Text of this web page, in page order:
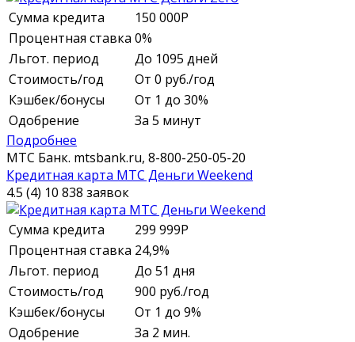
Сумма кредита 150 000Р
Процентная ставка 0%
Льгот. период
До 1095 дней
Стоимость/год
От 0 руб./год
Кэшбек/бонусы
От 1 до 30%
Одобрение
За 5 минут
Подробнее
МТС Банк. mtsbank.ru, 8-800-250-05-20
Кредитная карта МТС Деньги Weekend
4.5 (4) 10 838 заявок
Сумма кредита 299 999Р
Процентная ставка 24,9%
Льгот. период
До 51 дня
Стоимость/год
900 руб./год
Кэшбек/бонусы
От 1 до 9%
Одобрение
За 2 мин.